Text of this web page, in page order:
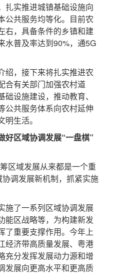
实推进城镇基础设施向
公共服务均等化。目前农
右，具备条件的乡镇和建
水普及率达到90%，通5G
，接下来将扎实推进农
合有关部门加强农村道
设施建设，推动教育、
公共服务体系向农村延伸
生活。
好区域协调发展“一盘棋”
域发展从来都是一个重
协调发展新机制，抓紧实施
了一系列区域协调发展
能区战略等，为构建新发
了重要支撑作用。今年上
经济带高质量发展、粤港
充分发挥发展动力源和增
发展向更高水平和更高质